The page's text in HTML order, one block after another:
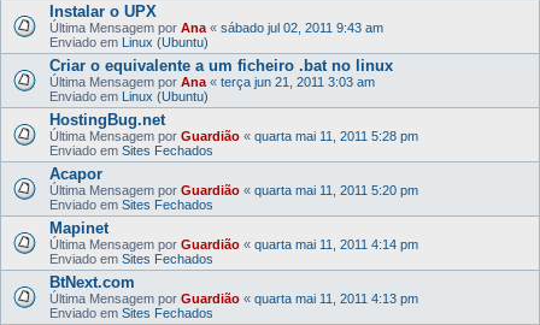
Instalar o UPX
Última Mensagem por Ana « sábado jul 02, 2011 9:43 am
Enviado em Linux (Ubuntu)
Criar o equivalente a um ficheiro .bat no linux
Última Mensagem por Ana « terça jun 21, 2011 3:03 am
Enviado em Linux (Ubuntu)
HostingBug.net
Última Mensagem por Guardião « quarta mai 11, 2011 5:28 pm
Enviado em Sites Fechados
Acapor
Última Mensagem por Guardião « quarta mai 11, 2011 5:20 pm
Enviado em Sites Fechados
Mapinet
Última Mensagem por Guardião « quarta mai 11, 2011 4:14 pm
Enviado em Sites Fechados
BtNext.com
Última Mensagem por Guardião « quarta mai 11, 2011 4:13 pm
Enviado em Sites Fechados